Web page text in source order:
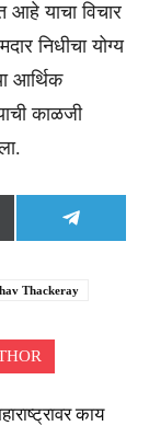
आहे याचा विचार
निधीचा योग्य
आर्थिक
काळजी
Share
on
Thackeray
काय